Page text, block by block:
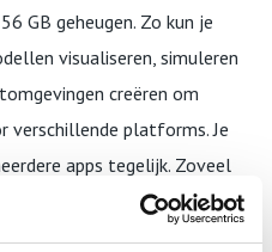
GB geheugen. Zo kun je
visualiseren, simuleren
creëren om
platforms. Je
apps tegelijk. Zoveel